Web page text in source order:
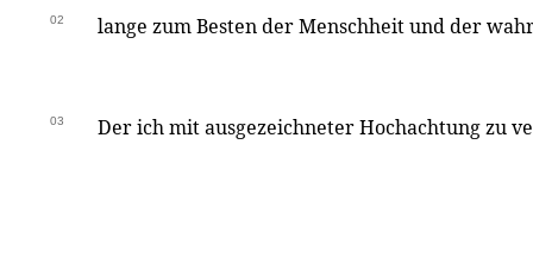
02 lange zum Besten der Menschheit und der
03 Der ich mit ausgezeichneter Hochachtung zu